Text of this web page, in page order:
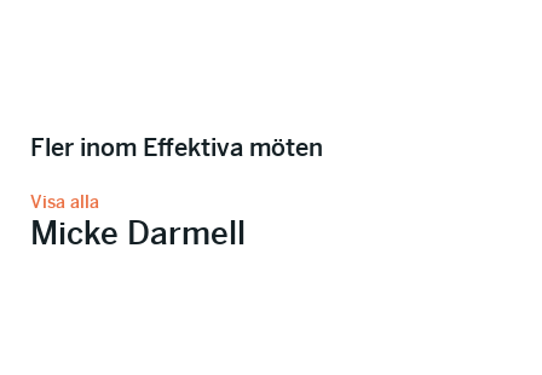
Fler inom Effektiva möten
Visa alla
Micke Darmell